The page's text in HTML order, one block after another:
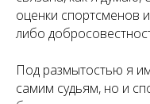
оценки спортсменов
либо
Под размытостью я
самим судьям, но и